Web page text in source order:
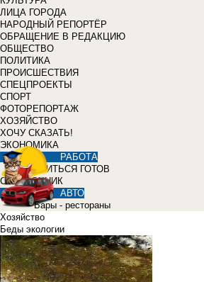
ЛИЦА ГОРОДА
НАРОДНЫЙ РЕПОРТЁР
ОБРАЩЕНИЕ В РЕДАКЦИЮ
ОБЩЕСТВО
ПОЛИТИКА
ПРОИСШЕСТВИЯ
СПЕЦПРОЕКТЫ
СПОРТ
ФОТОРЕПОРТАЖ
ХОЗЯЙСТВО
ХОЧУ СКАЗАТЬ!
ЭКОНОМИКА
РАБОТА
УЧИТЬСЯ ГОТОВ
СПРАВОЧНИК
АВТО
Бары - рестораны
Хозяйство
Беды экологии